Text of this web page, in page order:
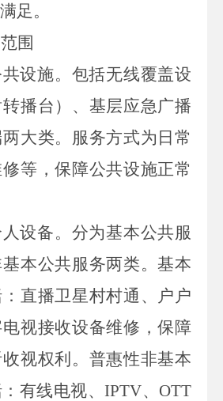
足。
围
设施。 包括无线覆盖设
播台）、基层应急广播
大类。服务方式为日常
等，保障公共设施正常
设备。 分为基本公共服
本公共服务两类。基本
直播卫星村村通、户户
视接收设备维修，保障
视权利。普惠性非基本
有线电视、 IPTV、 OTT